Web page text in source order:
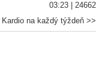
03:23 | 24662
Kardio na každý týždeň >>